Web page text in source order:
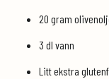
20 gram
3 dl vann
Litt ekstra